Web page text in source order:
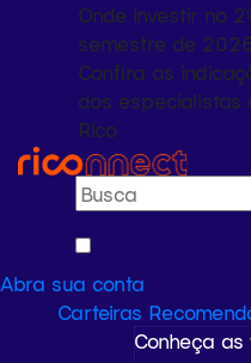
Onde investir no
semestre de
Confira as
dos especialistas
Rico
Abra sua conta
Carteiras
Conheça